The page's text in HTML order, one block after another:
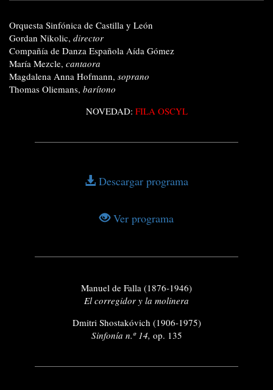
Orquesta Sinfónica de Castilla y León
Gordan Nikolic, director
Compañía de Danza Española Aída Gómez
María Mezcle, cantaora
Magdalena Anna Hofmann, soprano
Thomas Oliemans, barítono
NOVEDAD: FILA OSCYL
Descargar programa
Ver programa
Manuel de Falla (1876-1946)
El corregidor y la molinera
Dmitri Shostakóvich (1906-1975)
Sinfonía n.º 14, op. 135